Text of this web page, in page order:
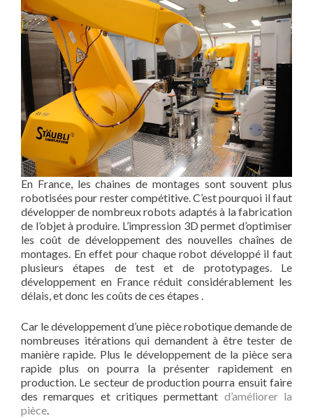
En France, les chaines de montages sont souvent plus
robotisées pour rester compétitive. C’est pourquoi il faut
développer de nombreux robots adaptés à la fabrication
de l’objet à produire. L’impression 3D permet d’optimiser
les coût de développement des nouvelles chaînes de
montages. En effet pour chaque robot développé il faut
plusieurs étapes de test et de prototypages. Le
développement en France réduit considérablement les
délais, et donc les coûts de ces étapes .
Car le développement d’une pièce robotique demande de
nombreuses itérations qui demandent à être tester de
manière rapide. Plus le développement de la pièce sera
rapide plus on pourra la présenter rapidement en
production. Le secteur de production pourra ensuit faire
des remarques et critiques permettant d’améliorer la
pièce.